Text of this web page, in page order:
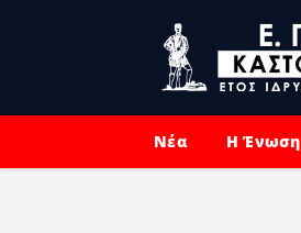
Νέα Η Ένωση